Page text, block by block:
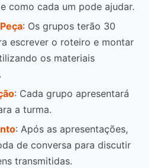
como cada um pode ajudar.
: Os grupos terão 30
escrever o roteiro e montar
os materiais
: Cada grupo apresentará
a turma.
: Após as apresentações,
de conversa para discutir
transmitidas.